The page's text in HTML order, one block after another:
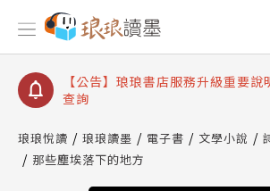
【公告】琅琅讀墨書櫃開通常見問題
【公告】琅琅讀墨 3 分鐘完成書櫃
【公告】琅琅書店服務升級重要
查詢
琅琅悅讀 琅琅讀墨 電子書 文學小說
那些塵埃落下的地方